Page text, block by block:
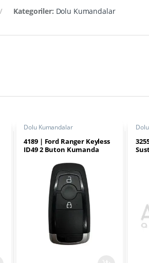
Kategoriler: Dolu Kumandalar
Dolu Kumandalar
4189 | Ford Ranger Keyless
ID49 2 Buton Kumanda